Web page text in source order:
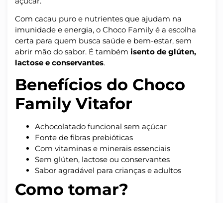
Com cacau puro e nutrientes que ajudam na
imunidade e energia, o Choco Family é a escolha
certa para quem busca saúde e bem-estar, sem
abrir mão do sabor. É também isento de glúten,
lactose e conservantes.
Benefícios do Choco
Family Vitafor
Achocolatado funcional sem açúcar
Fonte de fibras prebióticas
Com vitaminas e minerais essenciais
Sem glúten, lactose ou conservantes
Sabor agradável para crianças e adultos
Como tomar?